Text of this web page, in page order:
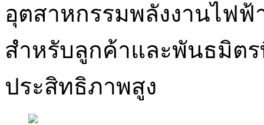
อุตสาหกรรมพลังงานไฟฟ้
สำหรับลูกค้าและพันธมิต
ประสิทธิภาพสูง